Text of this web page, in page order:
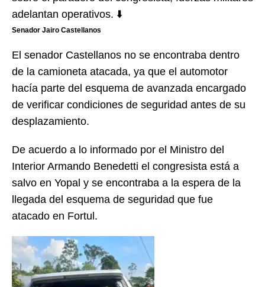
Senador Jairo Castellanos
El senador Castellanos no se encontraba dentro
de la camioneta atacada, ya que el automotor
hacía parte del esquema de avanzada encargado
de verificar condiciones de seguridad antes de su
desplazamiento.
De acuerdo a lo informado por el Ministro del
Interior Armando Benedetti el congresista está a
salvo en Yopal y se encontraba a la espera de la
llegada del esquema de seguridad que fue
atacado en Fortul.